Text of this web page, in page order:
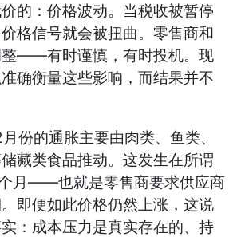
的：价格波动。当税收被暂停
格信号就会被扭曲。零售商和
整——有时谨慎，有时投机。现
确衡量这些影响，而结果并不
份的通胀主要由肉类、鱼类、
藏类食品推动。这发生在所谓
个月——也就是零售商要求供应商
即便如此价格仍然上涨，这说
：成本压力是真实存在的、持